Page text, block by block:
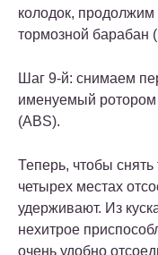
колодок,
тормозной барабан
Шаг 9-й: снимаем
именуемый ротором
(ABS).
Теперь, чтобы
четырех местах
удерживают. Из
нехитрое
очень удобно